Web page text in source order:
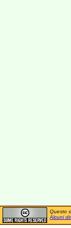
Questo
Alcuni